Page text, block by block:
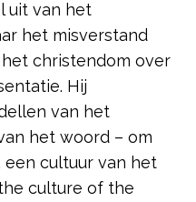
uit van het
het misverstand
christendom over
Hij
van het
het woord – om
cultuur van het
culture of the